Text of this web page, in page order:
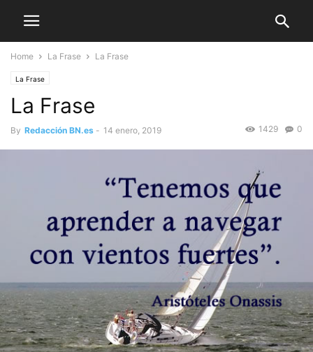
Home La Frase La Frase
La Frase
La Frase
By Redacción BN.es - 14 enero, 2019 0
1429